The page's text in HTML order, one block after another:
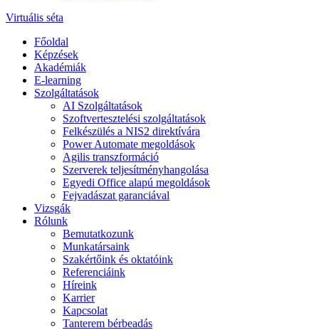
Virtuális séta
Főoldal
Képzések
Akadémiák
E-learning
Szolgáltatások
AI Szolgáltatások
Szoftvertesztelési szolgáltatások
Felkészülés a NIS2 direktívára
Power Automate megoldások
Agilis transzformáció
Szerverek teljesítményhangolása
Egyedi Office alapú megoldások
Fejvadászat garanciával
Vizsgák
Rólunk
Bemutatkozunk
Munkatársaink
Szakértőink és oktatóink
Referenciáink
Híreink
Karrier
Kapcsolat
Tanterem bérbeadás